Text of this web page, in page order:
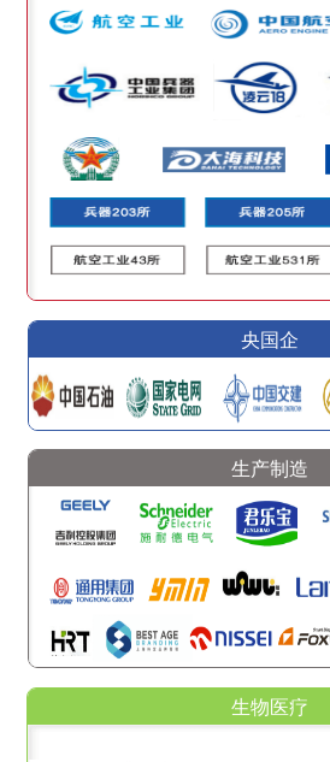
央国企
生产制造
生物医疗